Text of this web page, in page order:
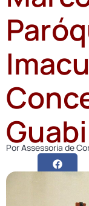
PorAssessoria de